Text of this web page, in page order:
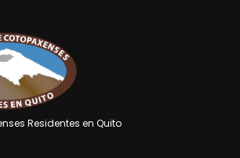
Residentes en Quito